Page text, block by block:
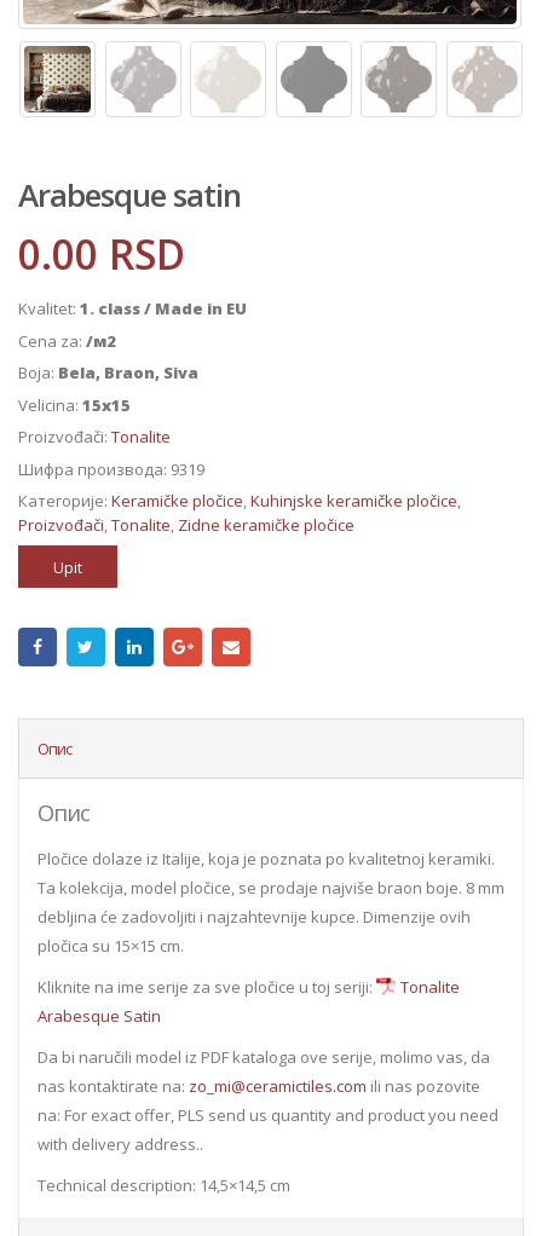
Arabesque satin
0.00 RSD
Kvalitet: 1. class / Made in EU
Cena za: /м2
Boja: Bela, Braon, Siva
Velicina: 15x15
Proizvođači: Tonalite
Шифра производа: 9319
Категорије: Keramičke pločice,Kuhinjske keramičke pločice,
Proizvođači,Tonalite, Zidne keramičke pločice
Upit
Опис
Опис
Pločice dolaze iz Italije, koja je poznata po kvalitetnoj keramiki.
Ta kolekcija, model pločice, se prodaje najviše braon boje. 8 mm
debljina će zadovoljiti i najzahtevnije kupce. Dimenzije ovih
pločica su 15×15 cm.
Kliknite na ime serije za sve pločice u toj seriji:
Tonalite
Arabesque Satin
Da bi naručili model iz PDF kataloga ove serije, molimo vas, da
nas kontaktirate na: zo_mi@ceramictiles.com ili nas pozovite
na: For exact offer, PLS send us quantity and product you need
with delivery address..
Technical description: 14,5×14,5 cm